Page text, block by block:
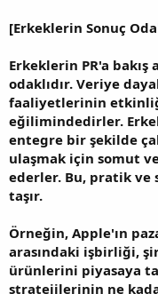
[Erkeklerin Sonuç
Erkeklerin PR'a bakış
odaklıdır. Veriye
faaliyetlerinin
eğilimindedirler.
entegre bir şekilde
ulaşmak için somut
ederler. Bu, pratik ve
taşır.
Örneğin, Apple'ın
arasındaki işbirliği,
ürünlerini piyasaya
stratejilerinin ne